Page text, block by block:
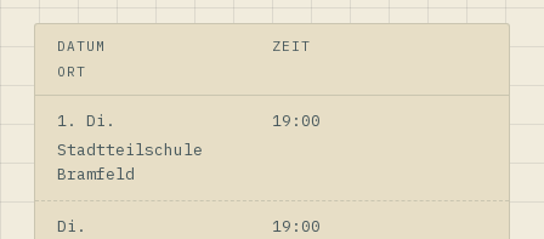
DATUM
ZEIT
ORT
1. Di.
19:00
Stadtteilschule
Bramfeld
Di.
19:00